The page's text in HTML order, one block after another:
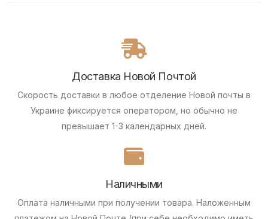
Доставка Новой Почтой
Скорость доставки в любое отделение Новой почты в
Украине фиксируется оператором, но обычно не
превышает 1-3 календарных дней.
Наличными
Оплата наличными при получении товара. Наложенным